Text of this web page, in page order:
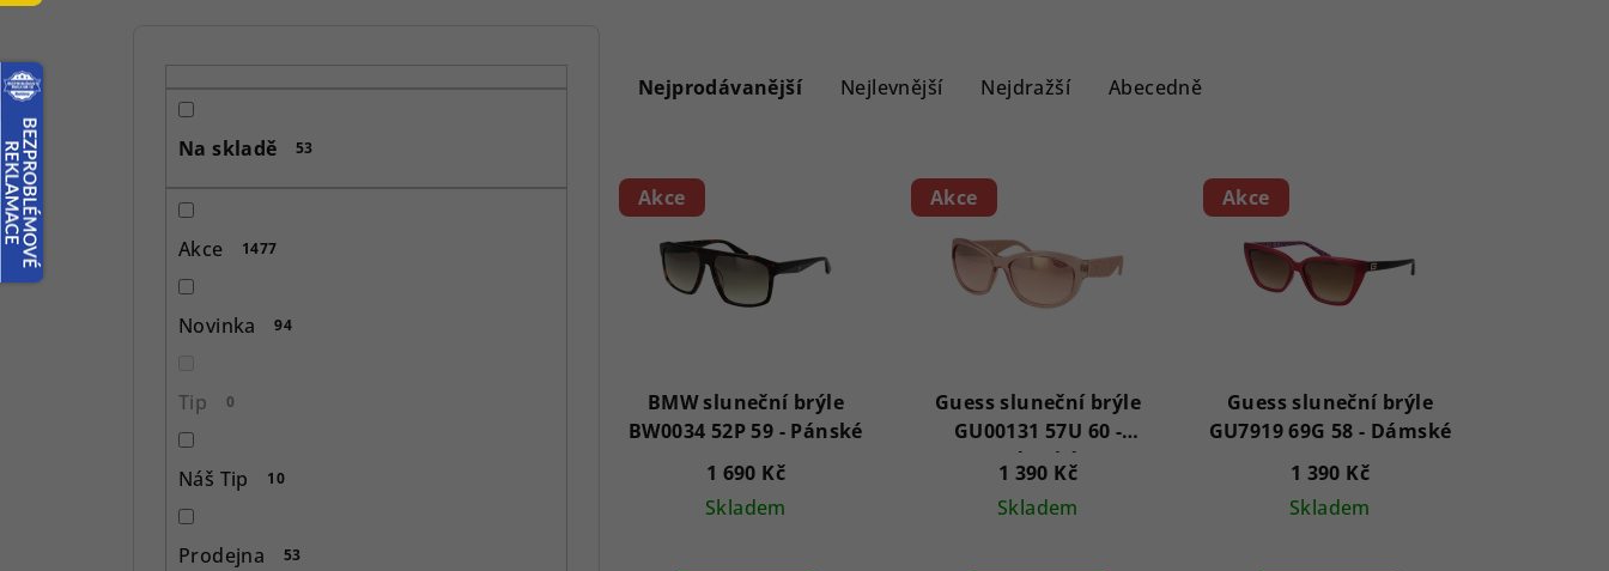
Na skladě 53
Akce 1477
Novinka 94
Tip 0
Náš Tip 10
Prodejna 53
a
e
o
Nejprodávanější Nejlevnější Nejdražší Abecedně
V
ý
r
Akce
BMW sluneční brýle
BW0034 52P 59 - Pánské
1 690 Kč
Skladem
Akce
Guess sluneční brýle
GU00131 57U 60 -
Dámské
1 390 Kč
Skladem
Akce
Guess sluneční brýle
GU7919 69G 58 - Dámské
1 390 Kč
Skladem